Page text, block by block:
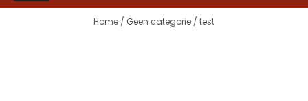
Home / Geen categorie / test